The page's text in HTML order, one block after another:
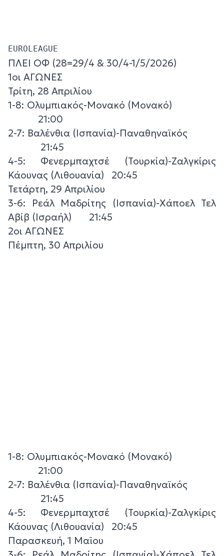
EUROLEAGUE
ΠΛΕΙ ΟΦ (28=29/4 & 30/4-1/5/2026)
1οι ΑΓΩΝΕΣ
Τρίτη, 28 Απριλίου
1-8: Ολυμπιακός-Μονακό (Μονακό)
21:00
2-7: Βαλένθια (Ισπανία)-Παναθηναϊκός
21:45
4-5: Φενερμπαχτσέ (Τουρκία)-Ζαλγκίρις
Κάουνας (Λιθουανία) 20:45
Τετάρτη, 29 Απριλίου
3-6: Ρεάλ Μαδρίτης (Ισπανία)-Χάποελ Τελ
Αβίβ (Ισραήλ) 21:45
2οι ΑΓΩΝΕΣ
Πέμπτη, 30 Απριλίου
1-8: Ολυμπιακός-Μονακό (Μονακό)
21:00
2-7: Βαλένθια (Ισπανία)-Παναθηναϊκός
21:45
4-5: Φενερμπαχτσέ (Τουρκία)-Ζαλγκίρις
Κάουνας (Λιθουανία) 20:45
Παρασκευή, 1 Μαϊου